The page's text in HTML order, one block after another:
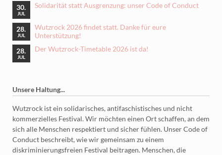
30.
JUL
Solidarität statt Ausgrenzung: unser Code of Conduct
28.
JUL
Wutzrock 2026 findet statt. Danke für eure
Unterstützung!
28.
JUL
Der Wutzrock-Timetable 2026 ist da!
Unsere Haltung...
Wutzrock ist ein solidarisches, antifaschistisches und nicht
kommerzielles Festival. Wir möchten einen Ort schaffen, an dem
sich alle Menschen respektiert und sicher fühlen. Unser Code of
Conduct beschreibt, wie wir gemeinsam zu einem
diskriminierungsfreien Festival beitragen. Menschen, die